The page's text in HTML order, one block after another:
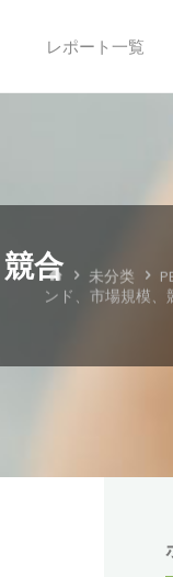
レポート一覧
合 ホ
ー
未分类
ンド、市場規模、